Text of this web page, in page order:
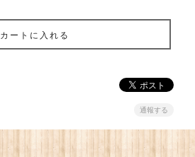
カートに入れる
通報する